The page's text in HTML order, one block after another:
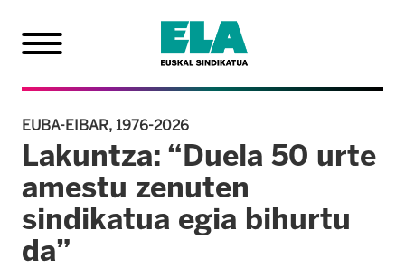
EUBA-EIBAR, 1976-2026
Lakuntza: “Duela 50 urte
amestu zenuten
sindikatua egia bihurtu
da”